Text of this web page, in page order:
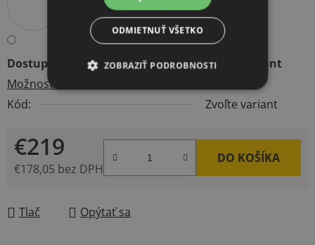
Dostupnosť
Zvoľte variant
Možnosti doručenia
Kód:
Zvoľte variant
€219
€178,05 bez DPH
DO KOŠÍKA
Tlač Opýtať sa
ODMIETNUŤ VŠETKO
ZOBRAZIŤ PODROBNOSTI